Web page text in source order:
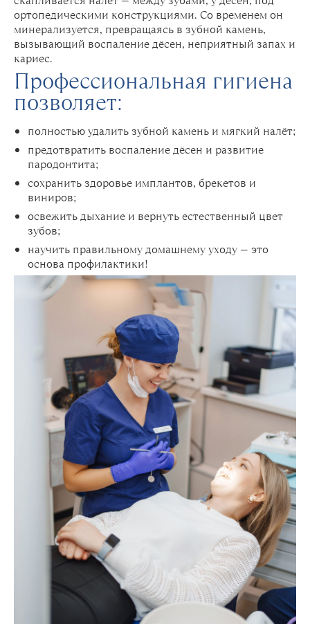
ортопедическими конструкциями. Со временем он
минерализуется, превращаясь в зубной камень,
вызывающий воспаление дёсен, неприятный запах и
кариес.
Профессиональная гигиена
позволяет:
полностью удалить зубной камень и мягкий налёт;
предотвратить воспаление дёсен и развитие
пародонтита;
сохранить здоровье имплантов, брекетов и
виниров;
освежить дыхание и вернуть естественный цвет
зубов;
научить правильному домашнему уходу — это
основа профилактики!